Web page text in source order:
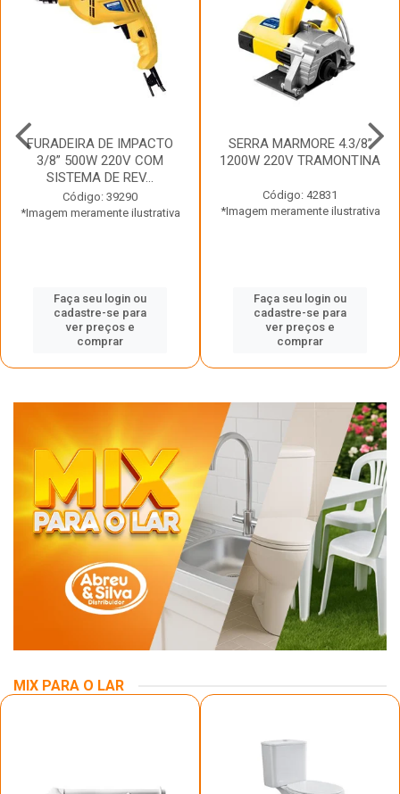
FURADEIRA DE IMPACTO
3/8” 500W 220V COM
SISTEMA DE REV...
Código: 39290
*Imagem meramente ilustrativa
Faça seu login ou
cadastre-se para
ver preços e
comprar
SERRA MARMORE 4.3/8”
1200W 220V TRAMONTINA
Código: 42831
*Imagem meramente ilustrativa
Faça seu login ou
cadastre-se para
ver preços e
comprar
MIX PARA O LAR